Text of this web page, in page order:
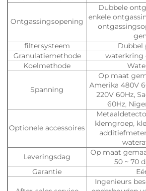
Ontgassingsopening
Dubbele
enkele
filtersysteem
Dubbel
Granulatiemethode
waterkring
Koelmethode
Spanning
Op maat
Amerika 480V
220V 60Hz,
60Hz,
Optionele accessoires
klemgroep,
Leveringsdag
Op maat
50 ~ 70
Garantie
Ingenieurs